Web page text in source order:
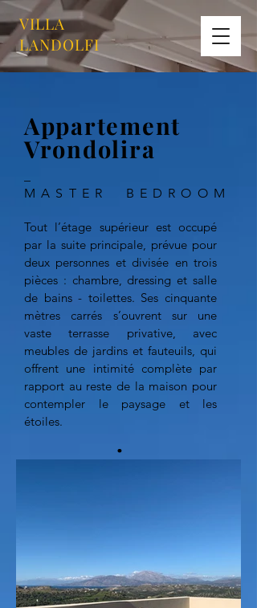
VILLA
LANDOLFI
Appartement
Vrondolira
MASTER BEDROOM
Tout l’étage supérieur est occupé
par la suite principale, prévue pour
deux personnes et divisée en trois
pièces : chambre, dressing et salle
de bains - toilettes. Ses cinquante
mètres carrés s’ouvrent sur une
vaste terrasse privative, avec
meubles de jardins et fauteuils, qui
offrent une intimité complète par
rapport au reste de la maison pour
contempler le paysage et les
étoiles.
.